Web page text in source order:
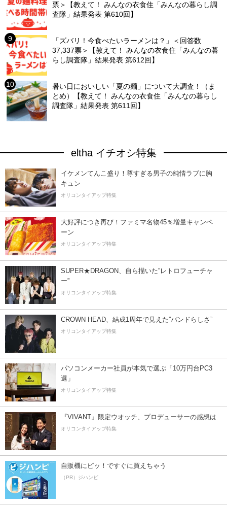
票＞【教えて！ みんなの衣食住「みんなの暮らし調
査隊」結果発表 第610回】
「ズバリ！今食べたいラーメンは？」＜回答数
37,337票＞【教えて！ みんなの衣食住「みんなの暮
らし調査隊」結果発表 第612回】
暑い日においしい「夏の麺」について大調査！（ま
とめ）【教えて！ みんなの衣食住「みんなの暮らし
調査隊」結果発表 第611回】
eltha イチオシ特集
イケメンてんこ盛り！尊すぎる男子の純情ラブに胸
キュン
オリコンタイアップ特集
大好評につき再び！ファミマ名物45％増量キャンペ
ーン
オリコンタイアップ特集
SUPER★DRAGON、自ら描いた”レトロフューチャ
ー”
オリコンタイアップ特集
CROWN HEAD、結成1周年で見えた”バンドらしさ”
オリコンタイアップ特集
パソコンメーカー社員が本気で選ぶ「10万円台PC3
選」
オリコンタイアップ特集
『VIVANT』限定ウオッチ、プロデューサーの感想は
オリコンタイアップ特集
自販機にピッ！ですぐに買えちゃう
（PR）ジハンピ